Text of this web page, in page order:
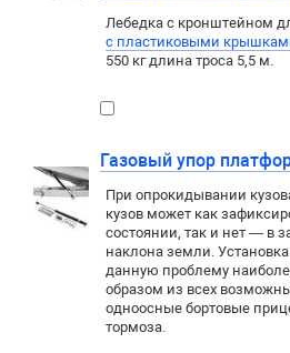
Лебедка c кронштейном
с пластиковыми
550 кг длина троса 5,5 м.
Газовый упор
При опрокидывании
кузов может как
состоянии, так и нет — в
наклона земли.
данную проблему
образом из всех
одноосные бортовые
тормоза.